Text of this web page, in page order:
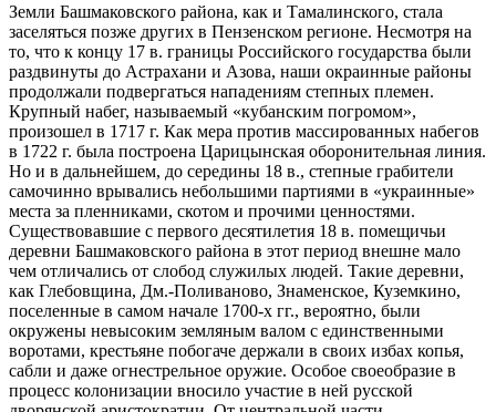
Земли Башмаковского района, как и Тамалинского, стала
заселяться позже других в Пензенском регионе. Несмотря на
то, что к концу 17 в. границы Российского государства были
раздвинуты до Астрахани и Азова, наши окраинные районы
продолжали подвергаться нападениям степных племен.
Крупный набег, называемый «кубанским погромом»,
произошел в 1717 г. Как мера против массированных набегов
в 1722 г. была построена Царицынская оборонительная линия.
Но и в дальнейшем, до середины 18 в., степные грабители
самочинно врывались небольшими партиями в «украинные»
места за пленниками, скотом и прочими ценностями.
Существовавшие с первого десятилетия 18 в. помещичьи
деревни Башмаковского района в этот период внешне мало
чем отличались от слобод служилых людей. Такие деревни,
как Глебовщина, Дм.-Поливаново, Знаменское, Куземкино,
поселенные в самом начале 1700-х гг., вероятно, были
окружены невысоким земляным валом с единственными
воротами, крестьяне побогаче держали в своих избах копья,
сабли и даже огнестрельное оружие. Особое своеобразие в
процесс колонизации вносило участие в ней русской